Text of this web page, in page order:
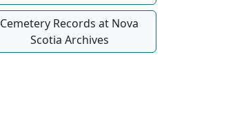
Cemetery Records at Nova
Scotia Archives